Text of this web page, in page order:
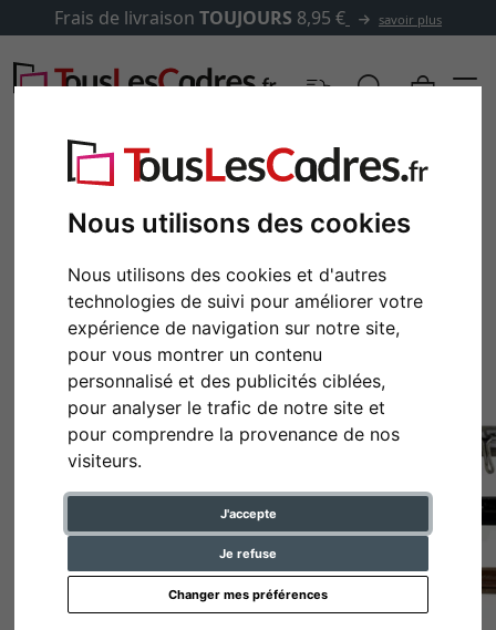
Nous utilisons des cookies
Nous utilisons des cookies et d'autres
technologies de suivi pour améliorer votre
expérience de navigation sur notre site,
pour vous montrer un contenu
personnalisé et des publicités ciblées,
pour analyser le trafic de notre site et
pour comprendre la provenance de nos
visiteurs.
J'accepte
Je refuse
Changer mes préférences
Frais de livraison TOUJOURS 8,95 € savoir plus